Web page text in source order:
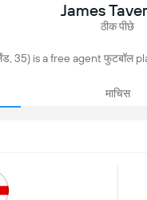
James
ठीक पीछे
35) is a free agent फुटबॉल
माचिस